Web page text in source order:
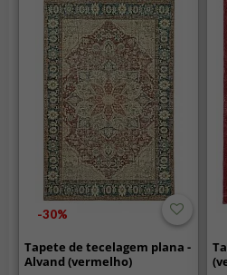
-30%
Tapete de tecelagem plana -
Alvand (vermelho)